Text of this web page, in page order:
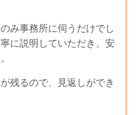
み事務所に伺うだけでし
に説明していただき、安
残るので、見返しができ